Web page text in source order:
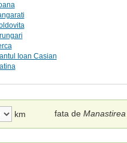
Ioan Casian
km fata de